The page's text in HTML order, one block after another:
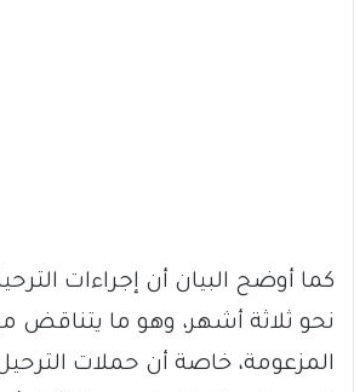
كما أوضح البيان أن إجراءات
نحو ثلاثة أشهر، وهو ما يتناقض
المزعومة، خاصة أن حملات